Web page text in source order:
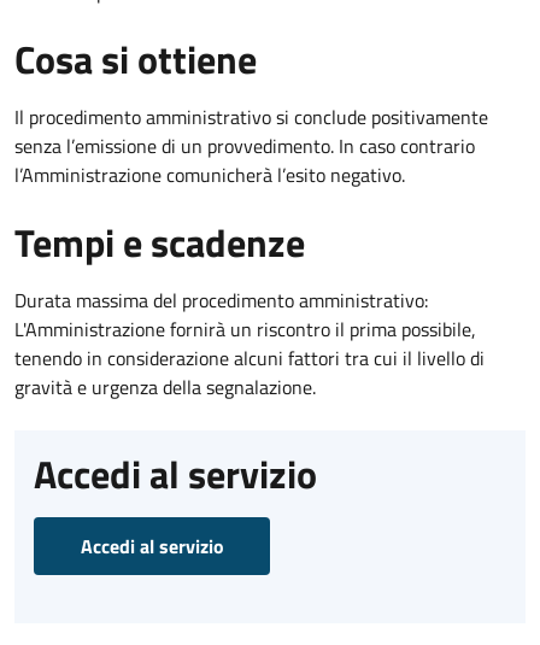
Cosa si ottiene
Il procedimento amministrativo si conclude positivamente
senza l’emissione di un provvedimento. In caso contrario
l’Amministrazione comunicherà l’esito negativo.
Tempi e scadenze
Durata massima del procedimento amministrativo:
L'Amministrazione fornirà un riscontro il prima possibile,
tenendo in considerazione alcuni fattori tra cui il livello di
gravità e urgenza della segnalazione.
Accedi al servizio
Accedi al servizio